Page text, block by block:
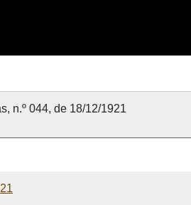
n.º 044, de 18/12/1921